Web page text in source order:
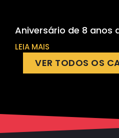
Aniversário de 8 anos
LEIA MAIS
VER TODOS OS